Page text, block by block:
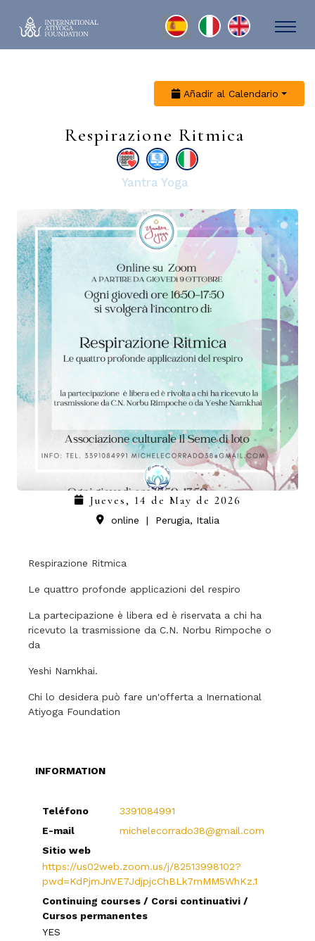
Seleccione su idioma
Añadir al Calendario
Respirazione Ritmica
Yantra Yoga
Jueves, 14 de May de 2026
online | Perugia, Italia
Respirazione Ritmica
Le quattro profonde applicazioni del respiro
La partecipazione è libera ed è riservata a chi ha
ricevuto la trasmissione da C.N. Norbu Rimpoche o
da
Yeshi Namkhai.
Chi lo desidera può fare un'offerta a Inernational
Atiyoga Foundation
INFORMATION
Teléfono
3391084991
E-mail
michelecorrado38@gmail.com
Sitio web
https://us02web.zoom.us/j/82513998102?
pwd=KdPjmJnVE7JdjpjcChBLk7mMM5WhKz.1
Continuing courses / Corsi continuativi /
Cursos permanentes
YES